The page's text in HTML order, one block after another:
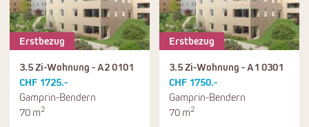
Erstbezug
3.5 Zi-Wohnung - A2 0101
CHF 1725.-
Gamprin-Bendern
70 m2
Erstbezug
3.5 Zi-Wohnung - A1 0301
CHF 1750.-
Gamprin-Bendern
70 m2